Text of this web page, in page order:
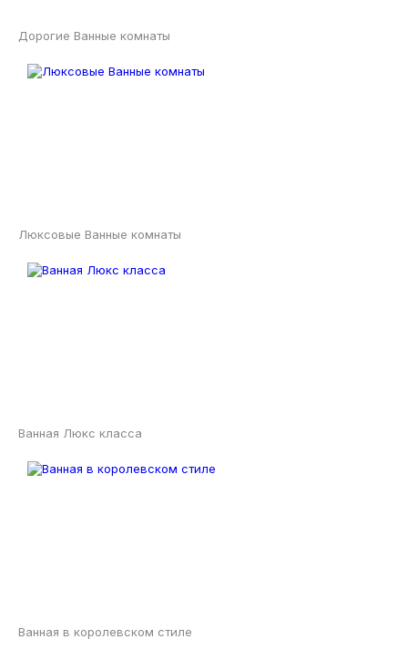
Дорогие Ванные комнаты
Люксовые Ванные комнаты
Ванная Люкс класса
Ванная в королевском стиле